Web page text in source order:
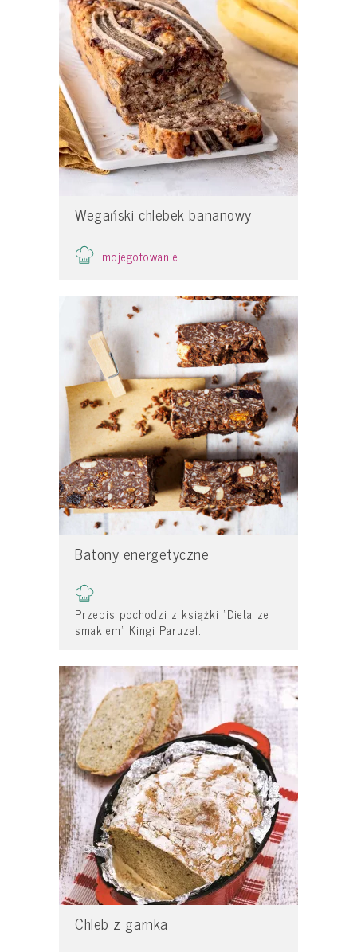
Wegański chlebek bananowy
mojegotowanie
Batony energetyczne
Przepis pochodzi z książki "Dieta ze
smakiem" Kingi Paruzel.
Chleb z garnka